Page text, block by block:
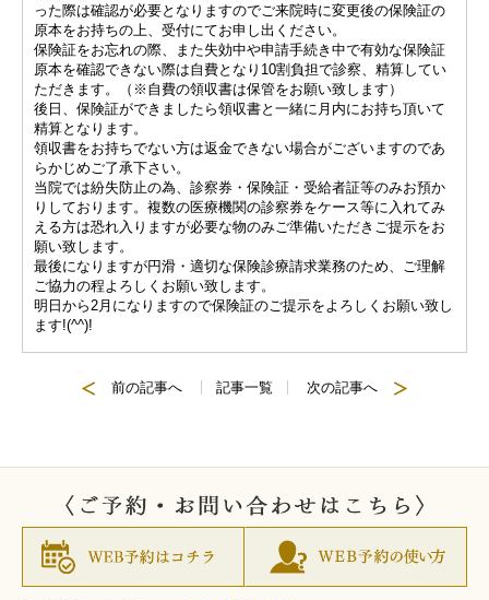
った際は確認が必要となりますのでご来院時に変更後の保険証の
原本をお持ちの上、受付にてお申し出ください。
保険証をお忘れの際、また失効中や申請手続き中で有効な保険証
原本を確認できない際は自費となり10割負担で診察、精算してい
ただきます。（※自費の領収書は保管をお願い致します）
後日、保険証ができましたら領収書と一緒に月内にお持ち頂いて
精算となります。
領収書をお持ちでない方は返金できない場合がございますのであ
らかじめご了承下さい。
当院では紛失防止の為、診察券・保険証・受給者証等のみお預か
りしております。複数の医療機関の診察券をケース等に入れてみ
える方は恐れ入りますが必要な物のみご準備いただきご提示をお
願い致します。
最後になりますが円滑・適切な保険診療請求業務のため、ご理解
ご協力の程よろしくお願い致します。
明日から2月になりますので保険証のご提示をよろしくお願い致し
ます!(^^)!
前の記事へ 記事一覧 次の記事へ